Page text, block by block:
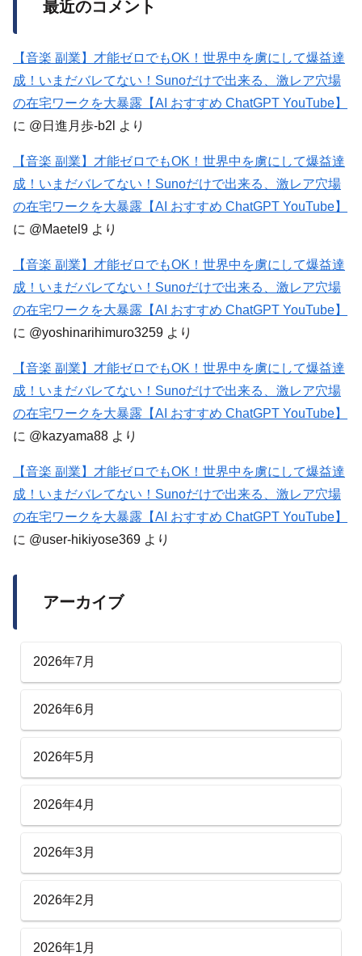
最近のコメント
【音楽 副業】才能ゼロでもOK！世界中を虜にして爆益達
成！いまだバレてない！Sunoだけで出来る、激レア穴場
の在宅ワークを大暴露【AI おすすめ ChatGPT YouTube】
に @日進月歩-b2l より
【音楽 副業】才能ゼロでもOK！世界中を虜にして爆益達
成！いまだバレてない！Sunoだけで出来る、激レア穴場
の在宅ワークを大暴露【AI おすすめ ChatGPT YouTube】
に @Maetel9 より
【音楽 副業】才能ゼロでもOK！世界中を虜にして爆益達
成！いまだバレてない！Sunoだけで出来る、激レア穴場
の在宅ワークを大暴露【AI おすすめ ChatGPT YouTube】
に @yoshinarihimuro3259 より
【音楽 副業】才能ゼロでもOK！世界中を虜にして爆益達
成！いまだバレてない！Sunoだけで出来る、激レア穴場
の在宅ワークを大暴露【AI おすすめ ChatGPT YouTube】
に @kazyama88 より
【音楽 副業】才能ゼロでもOK！世界中を虜にして爆益達
成！いまだバレてない！Sunoだけで出来る、激レア穴場
の在宅ワークを大暴露【AI おすすめ ChatGPT YouTube】
に @user-hikiyose369 より
アーカイブ
2026年7月
2026年6月
2026年5月
2026年4月
2026年3月
2026年2月
2026年1月